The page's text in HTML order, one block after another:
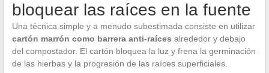
bloquear las raíces en la fuente
Una técnica simple y a menudo subestimada consiste en utilizar
cartón marrón como barrera anti-raíces alrededor y debajo
del compostador. El cartón bloquea la luz y frena la germinación
de las hierbas y la progresión de las raíces superficiales.